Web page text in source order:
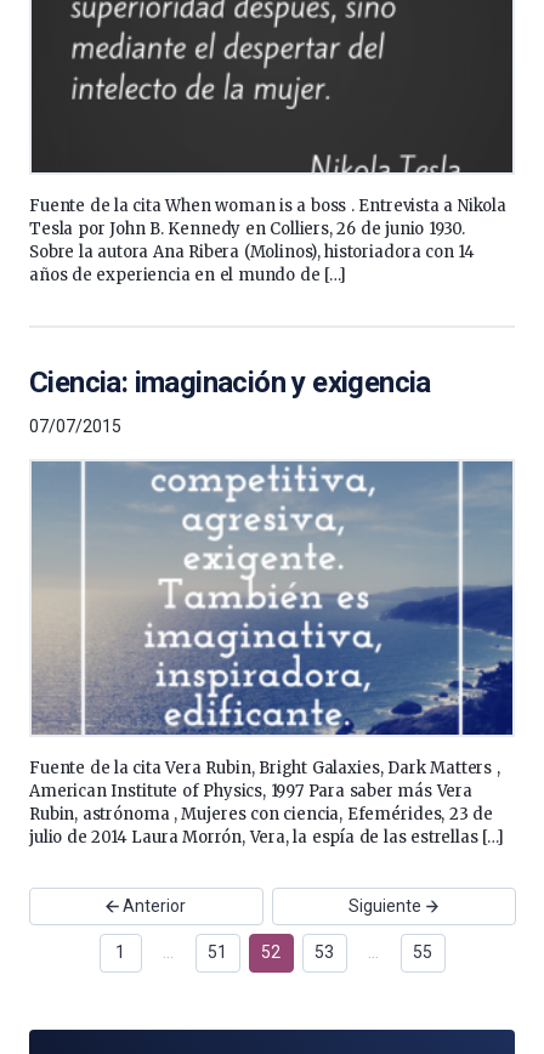
Fuente de la cita When woman is a boss . Entrevista a Nikola
Tesla por John B. Kennedy en Colliers, 26 de junio 1930.
Sobre la autora Ana Ribera (Molinos), historiadora con 14
años de experiencia en el mundo de […]
Ciencia: imaginación y exigencia
07/07/2015
Fuente de la cita Vera Rubin, Bright Galaxies, Dark Matters ,
American Institute of Physics, 1997 Para saber más Vera
Rubin, astrónoma , Mujeres con ciencia, Efemérides, 23 de
julio de 2014 Laura Morrón, Vera, la espía de las estrellas […]
Anterior Siguiente
1 … 51 52 53 … 55